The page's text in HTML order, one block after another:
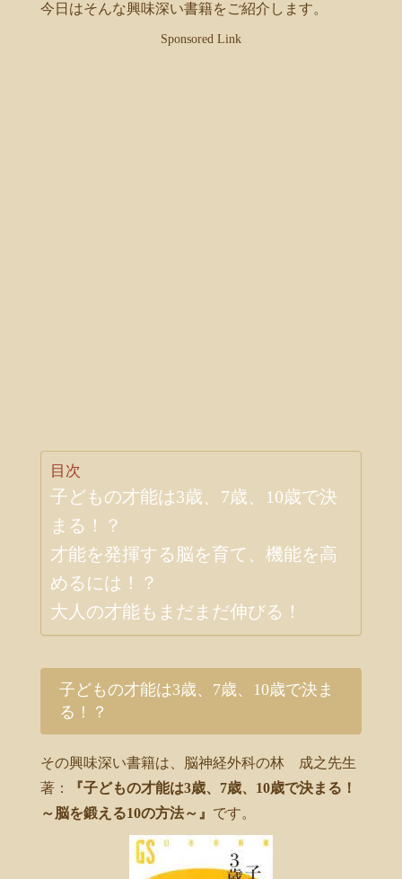
今日はそんな興味深い書籍をご紹介します。
Sponsored Link
目次
子どもの才能は3歳、7歳、10歳で決
まる！？
才能を発揮する脳を育て、機能を高
めるには！？
大人の才能もまだまだ伸びる！
子どもの才能は3歳、7歳、10歳で決ま
る！？
その興味深い書籍は、脳神経外科の林 成之先生
著：
『子どもの才能は3歳、7歳、10歳で決まる！
～脳を鍛える10の方法～』 です。